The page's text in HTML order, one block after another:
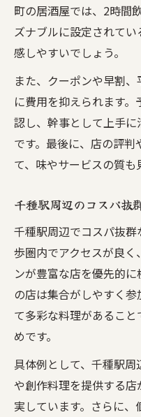
町の居酒屋では、2時間
ズナブルに設定されて
感しやすいでしょう。
また、クーポンや早割
に費用を抑えられます
認し、幹事として上手
です。最後に、店の評
て、味やサービスの質も
千種駅周辺のコスパ抜
千種駅周辺でコスパ抜
歩圏内でアクセスが良
ンが豊富な店を優先的
の店は集合がしやすく
て多彩な料理があるこ
めです。
具体例として、千種駅
や創作料理を提供する
実しています。さらに